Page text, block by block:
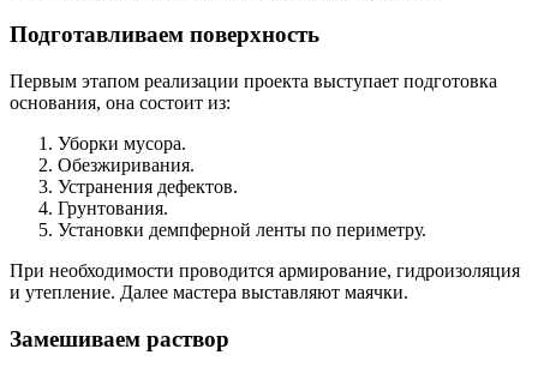
Подготавливаем поверхность
Первым этапом реализации проекта выступает подготовка
основания, она состоит из:
Уборки мусора.
Обезжиривания.
Устранения дефектов.
Грунтования.
Установки демпферной ленты по периметру.
При необходимости проводится армирование, гидроизоляция
и утепление. Далее мастера выставляют маячки.
Замешиваем раствор